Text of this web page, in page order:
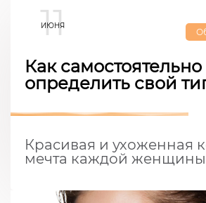
11
ИЮНЯ
Как самостоятельно
определить свой
Красивая и ухоженная
мечта каждой